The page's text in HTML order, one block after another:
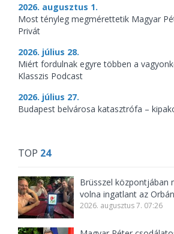
2026. augusztus 1.
Most tényleg megmérettetik Magyar
Privát
2026. július 28.
Miért fordulnak egyre többen a
Klasszis Podcast
2026. július 27.
Budapest belvárosa katasztrófa –
TOP 24
Brüsszel központjában
volna ingatlant az
2026. augusztus 7. 07:26